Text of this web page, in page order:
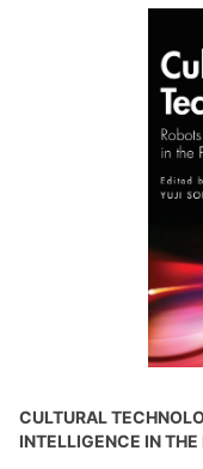
CULTURAL
INTELLIGENCE IN